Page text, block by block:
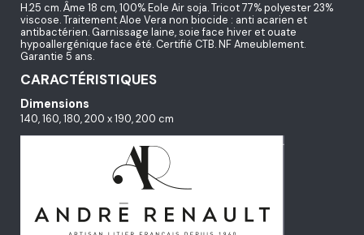
H.25 cm. Âme 18 cm, 100% Eole Air soja. Tricot 77% polyester 23%
viscose. Traitement Aloe Vera non biocide : anti acarien et
antibactérien. Garnissage laine, soie face hiver et ouate
hypoallergénique face été. Certifié CTB. NF Ameublement.
Garantie 5 ans.
CARACTÉRISTIQUES
Dimensions
140, 160, 180, 200 x 190, 200 cm